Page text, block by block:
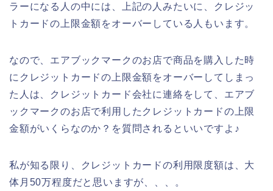
ラーになる人の中には、上記の人みたいに、クレジッ
トカードの上限金額をオーバーしている人もいます。
なので、エアブックマークのお店で商品を購入した時
にクレジットカードの上限金額をオーバーしてしまっ
た人は、クレジットカード会社に連絡をして、エアブ
ックマークのお店で利用したクレジットカードの上限
金額がいくらなのか？を質問されるといいですよ♪
私が知る限り、クレジットカードの利用限度額は、大
体月50万程度だと思いますが、、、。